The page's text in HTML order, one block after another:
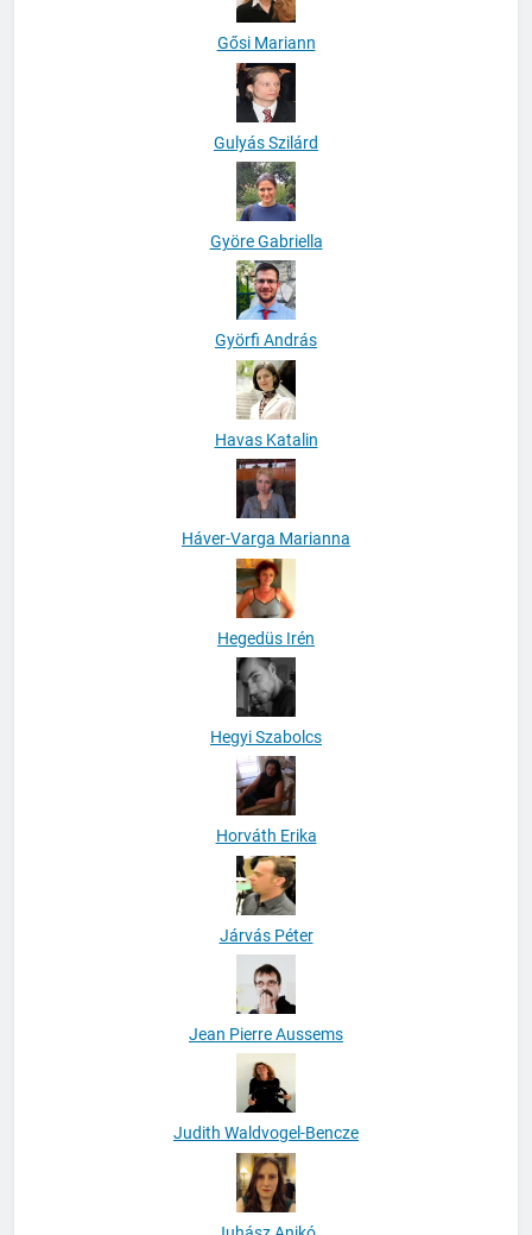
Gősi Mariann
Gulyás Szilárd
Györe Gabriella
Györfi András
Havas Katalin
Háver-Varga Marianna
Hegedüs Irén
Hegyi Szabolcs
Horváth Erika
Járvás Péter
Jean Pierre Aussems
Judith Waldvogel-Bencze